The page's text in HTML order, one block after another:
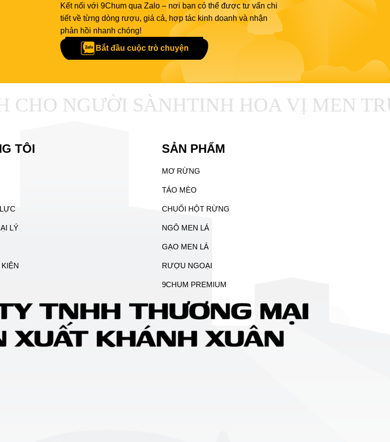
Kết nối với 9Chum qua Zalo – nơi bạn có thể được tư vấn chi
tiết về từng dòng rượu, giá cả, hợp tác kinh doanh và nhận
phản hồi nhanh chóng!
Bắt đầu cuộc trò chuyện
NGƯỜI SÀNHTINH HOA VỊ MEN
TÔI
LÝ
SẢN PHẨM
MƠ RỪNG
TÁO MÈO
CHUỐI HỘT RỪNG
NGÔ MEN LÁ
GẠO MEN LÁ
RƯỢU NGOẠI
9CHUM PREMIUM